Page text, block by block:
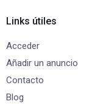
Links útiles
Acceder
Añadir un anuncio
Contacto
Blog